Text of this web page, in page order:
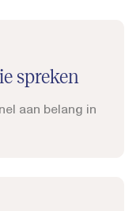
spreken
aan belang in